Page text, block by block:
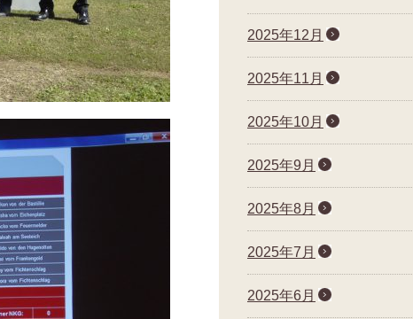
2025年12月
2025年11月
2025年10月
2025年9月
2025年8月
2025年7月
2025年6月